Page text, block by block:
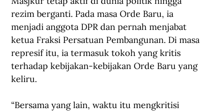
rezim berganti. Pada masa Orde Baru, ia
menjadi anggota DPR dan pernah menjabat
ketua Fraksi Persatuan Pembangunan. Di masa
represif itu, ia termasuk tokoh yang kritis
terhadap kebijakan-kebijakan Orde Baru yang
keliru.
“Bersama yang lain, waktu itu mengkritisi